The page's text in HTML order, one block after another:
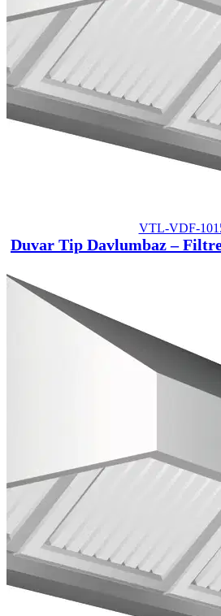
VTL-VDF-
Duvar Tip Davlumbaz –